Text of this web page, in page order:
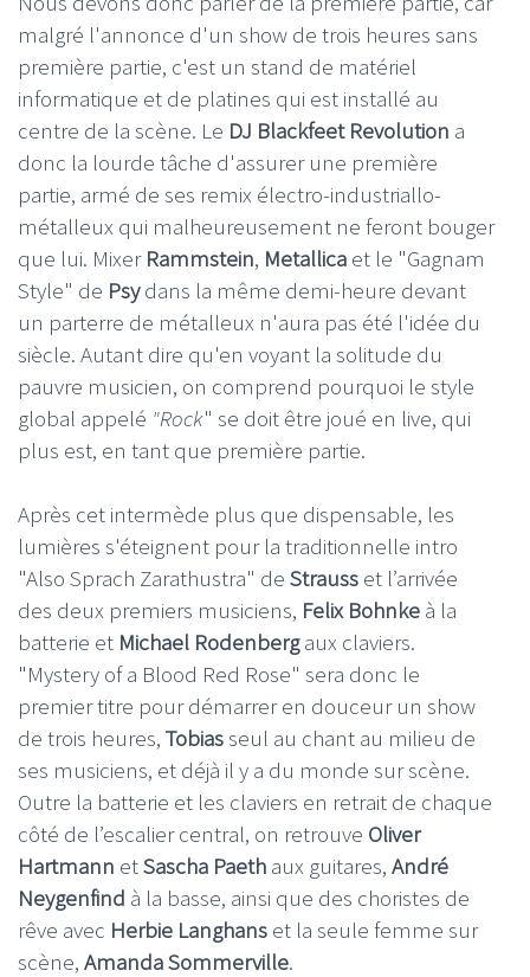
malgré l'annonce d'un show de trois heures sans
première partie, c'est un stand de matériel
informatique et de platines qui est installé au
centre de la scène. Le DJ Blackfeet Revolution a
donc la lourde tâche d'assurer une première
partie, armé de ses remix électro-industriallo-
métalleux qui malheureusement ne feront bouger
que lui. Mixer Rammstein, Metallica et le "Gagnam
Style" de Psydans la même demi-heure devant
un parterre de métalleux n'aura pas été l'idée du
siècle. Autant dire qu'en voyant la solitude du
pauvre musicien, on comprend pourquoi le style
global appelé "Rock" se doit être joué en live, qui
plus est, en tant que première partie.
Après cet intermède plus que dispensable, les
lumières s'éteignent pour la traditionnelle intro
"Also Sprach Zarathustra" de Strauss et l’arrivée
des deux premiers musiciens, Felix Bohnke à la
batterie et Michael Rodenbergaux claviers.
"Mystery of a Blood Red Rose" sera donc le
premier titre pour démarrer en douceur un show
de trois heures, Tobiasseul au chant au milieu de
ses musiciens, et déjà il y a du monde sur scène.
Outre la batterie et les claviers en retrait de chaque
côté de l’escalier central, on retrouve Oliver
Hartmann etSascha Paeth aux guitares, André
Neygenfind à la basse, ainsi que des choristes de
rêve avec Herbie Langhans et la seule femme sur
scène, Amanda Sommerville.